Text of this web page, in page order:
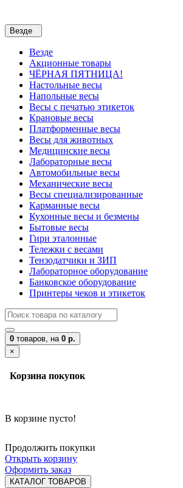
Везде
Везде
Акционные товары
ЧЁРНАЯ ПЯТНИЦА!
Настольные весы
Напольные весы
Весы с печатью этикеток
Крановые весы
Платформенные весы
Весы для животных
Медицинские весы
Лабораторные весы
Автомобильные весы
Механические весы
Весы специализированные
Карманные весы
Кухонные весы и безмены
Бытовые весы
Гири эталонные
Тележки с весами
Тензодатчики и ЗИП
Лабораторное оборудование
Банковское оборудование
Принтеры чеков и этикеток
0 товаров, на 0 р.
×
Корзина покупок
В корзине пусто!
Продолжить покупки
Открыть корзину
Оформить заказ
КАТАЛОГ ТОВАРОВ